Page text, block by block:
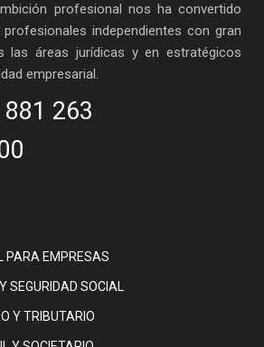
profesional nos ha convertido
independientes con gran
las áreas jurídicas y en estratégicos
empresarial.
263
PARA EMPRESAS
SEGURIDAD SOCIAL
Y TRIBUTARIO